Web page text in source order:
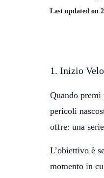
Last updated on
1. Inizio
Quando
pericoli
offre: una
L’obiettivo è
momento in